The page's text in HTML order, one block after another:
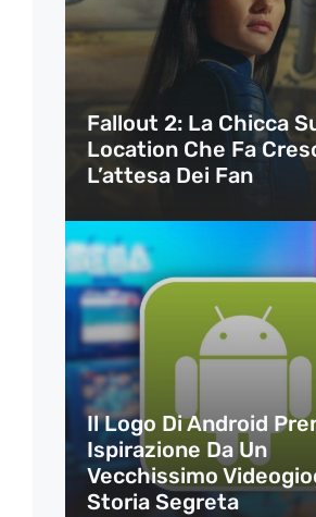
Fallout 2: La Chicca
Location Che Fa
L’attesa Dei Fan
Il Logo Di Android
Ispirazione Da Un
Vecchissimo
Storia Segreta